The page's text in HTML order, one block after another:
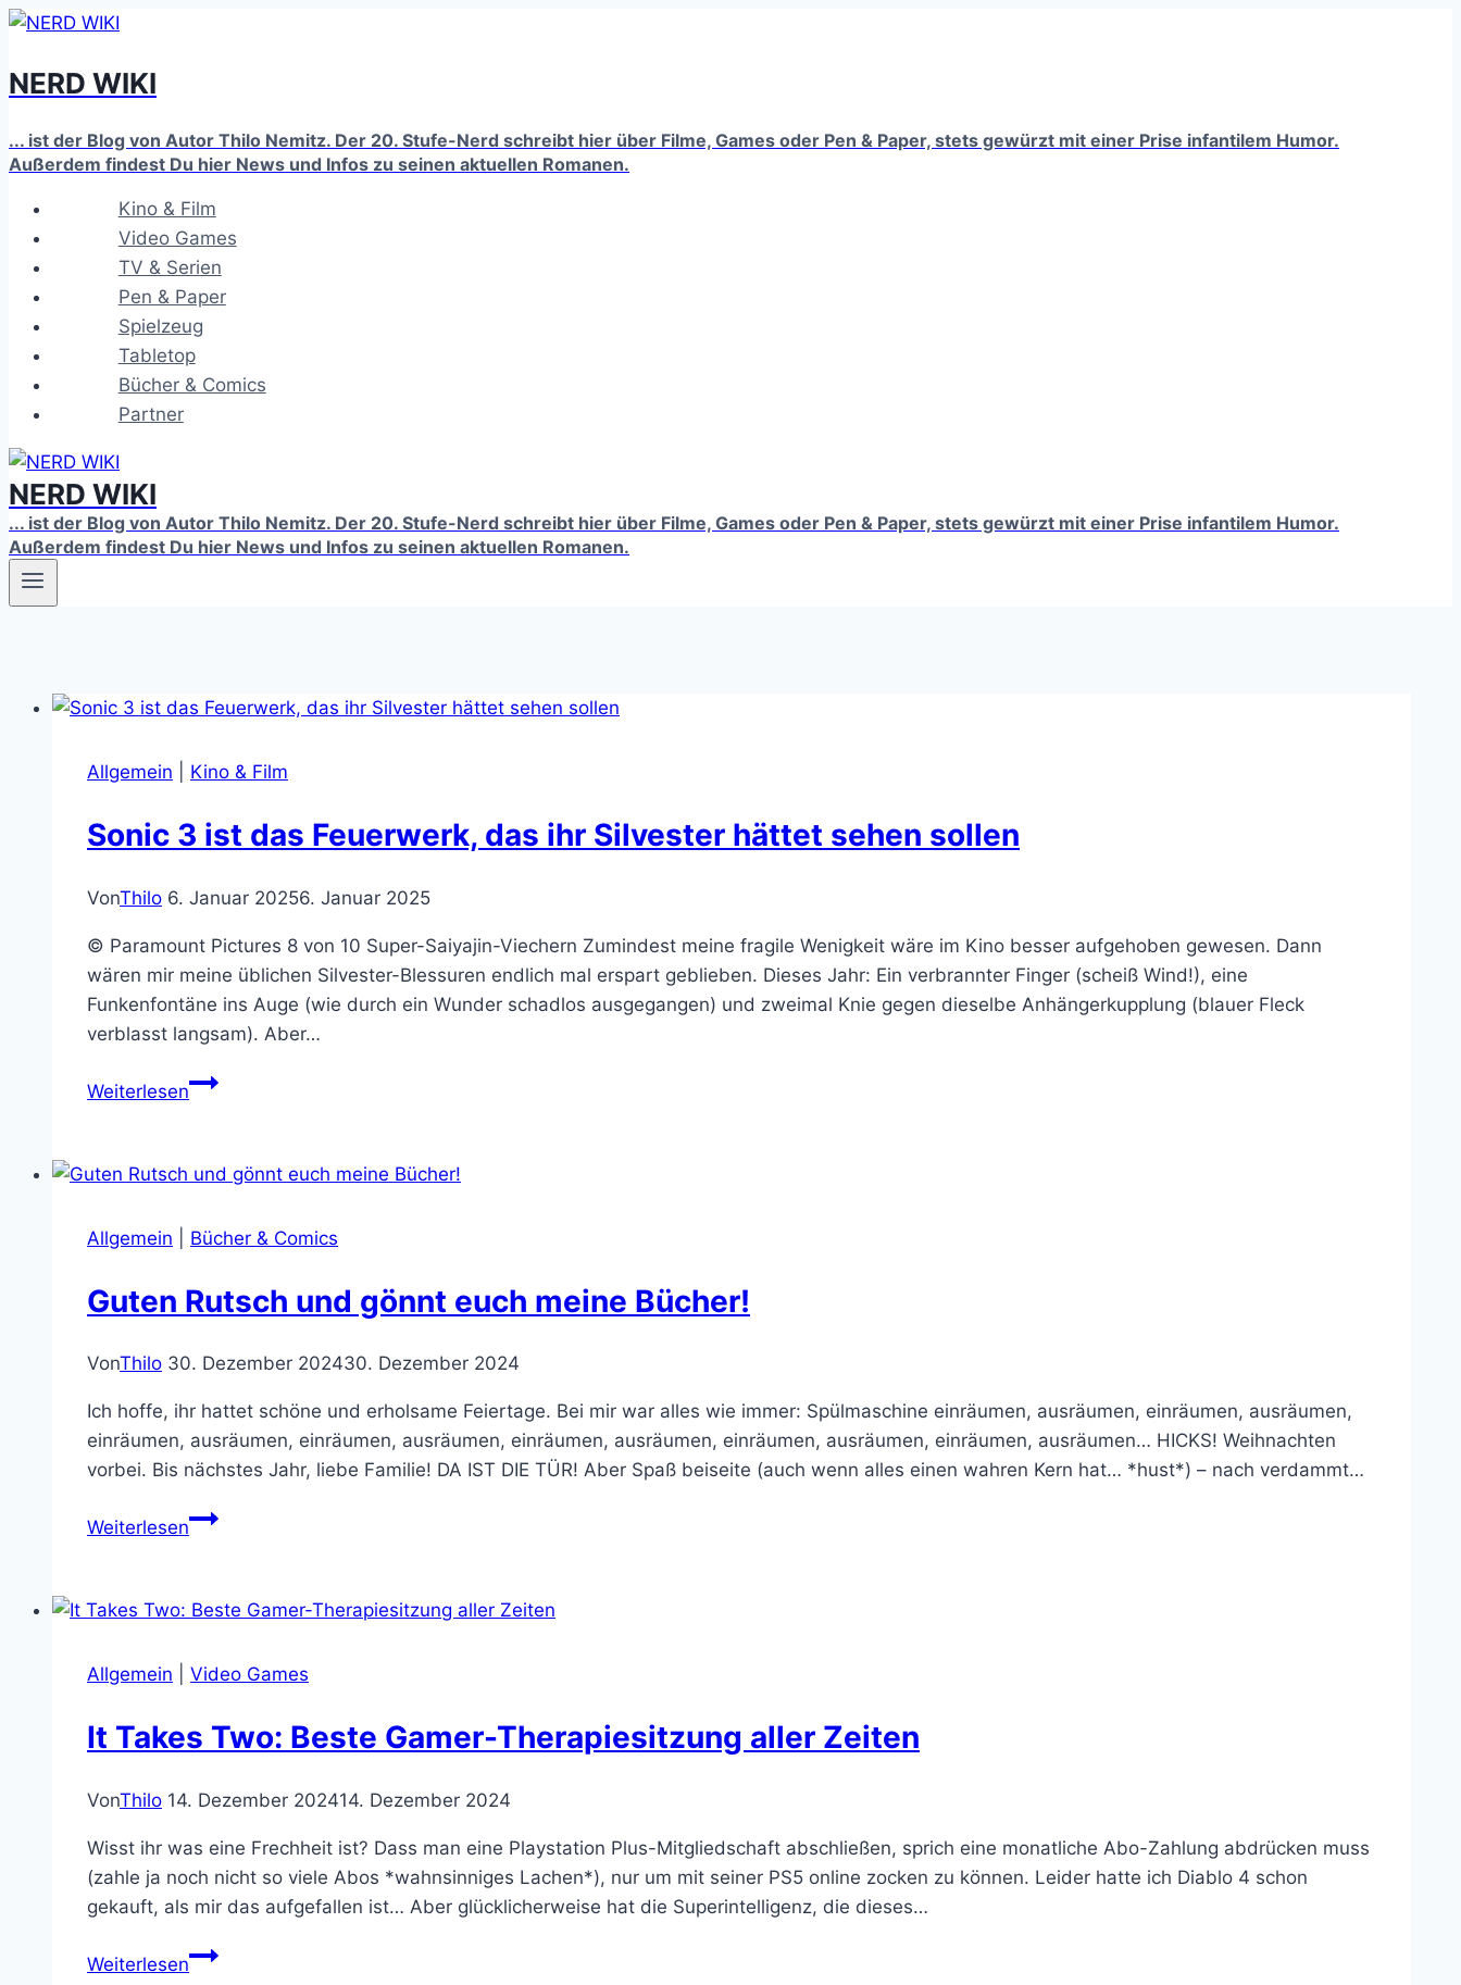
Zum
springen
NERD WIKI
... ist der Blog von Autor Thilo Nemitz. Der 20. Stufe-Nerd schreibt hier über Filme, Games oder Pen & Paper, stets gewürzt mit einer Prise infantilem Humor.
Außerdem findest Du hier News und Infos zu seinen aktuellen Romanen.
Kino & Film
Video Games
TV & Serien
Pen & Paper
Spielzeug
Tabletop
Bücher & Comics
Partner
NERD WIKI
... ist der Blog von Autor Thilo Nemitz. Der 20. Stufe-Nerd schreibt hier über Filme, Games oder Pen & Paper, stets gewürzt mit einer Prise infantilem Humor.
Außerdem findest Du hier News und Infos zu seinen aktuellen Romanen.
Allgemein Kino & Film
Sonic 3 ist das Feuerwerk, das ihr Silvester hättet sehen sollen
VonThilo 6. Januar 20256. Januar 2025
© Paramount Pictures 8 von 10 Super-Saiyajin-Viechern Zumindest meine fragile Wenigkeit wäre im Kino besser aufgehoben gewesen. Dann
wären mir meine üblichen Silvester-Blessuren endlich mal erspart geblieben. Dieses Jahr: Ein verbrannter Finger (scheiß Wind!), eine
Funkenfontäne ins Auge (wie durch ein Wunder schadlos ausgegangen) und zweimal Knie gegen dieselbe Anhängerkupplung (blauer Fleck
verblasst langsam). Aber…
WeiterlesenSonic
das
das
Silvester
hättet
sollen
Allgemein Bücher & Comics
Guten Rutsch und gönnt euch meine Bücher!
VonThilo 30. Dezember 202430. Dezember 2024
Ich hoffe, ihr hattet schöne und erholsame Feiertage. Bei mir war alles wie immer: Spülmaschine einräumen, ausräumen, einräumen, ausräumen,
einräumen, ausräumen, einräumen, ausräumen, einräumen, ausräumen, einräumen, ausräumen, einräumen, ausräumen… HICKS! Weihnachten
vorbei. Bis nächstes Jahr, liebe Familie! DA IST DIE TÜR! Aber Spaß beiseite (auch wenn alles einen wahren Kern hat… *hust*) – nach verdammt…
WeiterlesenGuten
gönnt
meine
Allgemein Video Games
It Takes Two: Beste Gamer-Therapiesitzung aller Zeiten
VonThilo 14. Dezember 202414. Dezember 2024
Wisst ihr was eine Frechheit ist? Dass man eine Playstation Plus-Mitgliedschaft abschließen, sprich eine monatliche Abo-Zahlung abdrücken muss
(zahle ja noch nicht so viele Abos *wahnsinniges Lachen*), nur um mit seiner PS5 online zocken zu können. Leider hatte ich Diablo 4 schon
gekauft, als mir das aufgefallen ist… Aber glücklicherweise hat die Superintelligenz, die dieses…
WeiterlesenIt